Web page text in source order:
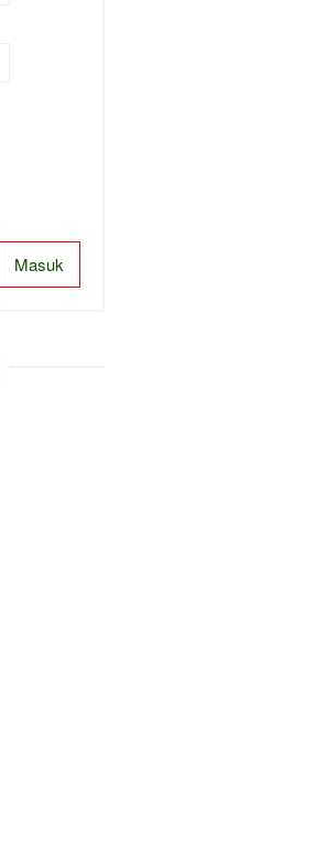
Masuk